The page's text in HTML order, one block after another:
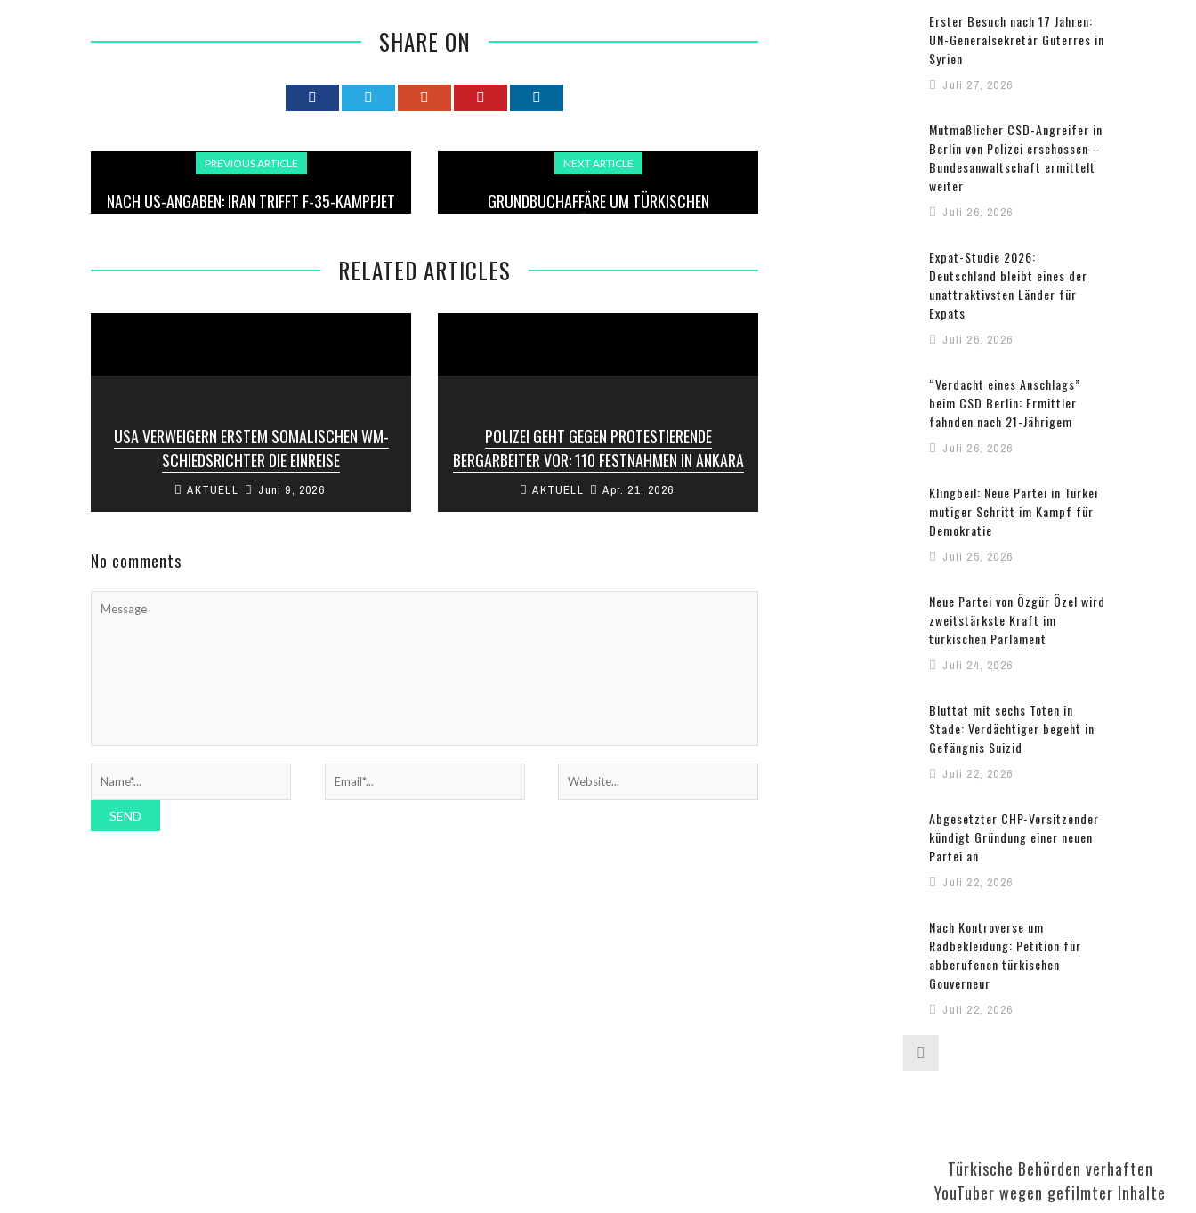
SHARE ON
PREVIOUS ARTICLE
NACH US-ANGABEN: IRAN TRIFFT F-35-KAMPFJET
NEXT ARTICLE
GRUNDBUCHAFFÄRE UM TÜRKISCHEN
RELATED ARTICLES
USA VERWEIGERN ERSTEM SOMALISCHEN WM-
SCHIEDSRICHTER DIE EINREISE
Dem für die Fußball-Weltmeisterschaft 2026
nominierten somalischen Schiedsrichter Omar
AKTUELL Juni 9, 2026
POLIZEI GEHT GEGEN PROTESTIERENDE
BERGARBEITER VOR: 110 FESTNAHMEN IN ANKARA
Am frühen Morgen ist die Polizei gegen die
Protestaktion der Arbeiter des
AKTUELL Apr. 21, 2026
No comments
Erster Besuch nach 17 Jahren:
UN-Generalsekretär Guterres in
Syrien
Juli 27, 2026
Mutmaßlicher CSD-Angreifer in
Berlin von Polizei erschossen –
Bundesanwaltschaft ermittelt
weiter
Juli 26, 2026
Expat-Studie 2026:
Deutschland bleibt eines der
unattraktivsten Länder für
Expats
Juli 26, 2026
“Verdacht eines Anschlags”
beim CSD Berlin: Ermittler
fahnden nach 21-Jährigem
Juli 26, 2026
Klingbeil: Neue Partei in Türkei
mutiger Schritt im Kampf für
Demokratie
Juli 25, 2026
Neue Partei von Özgür Özel wird
zweitstärkste Kraft im
türkischen Parlament
Juli 24, 2026
Bluttat mit sechs Toten in
Stade: Verdächtiger begeht in
Gefängnis Suizid
Juli 22, 2026
Abgesetzter CHP-Vorsitzender
kündigt Gründung einer neuen
Partei an
Juli 22, 2026
Nach Kontroverse um
Radbekleidung: Petition für
abberufenen türkischen
Gouverneur
Juli 22, 2026
Affäre um Leihmutter:
Unionsfraktionschef Spahn
Türkische Behörden verhaften
YouTuber wegen gefilmter Inhalte